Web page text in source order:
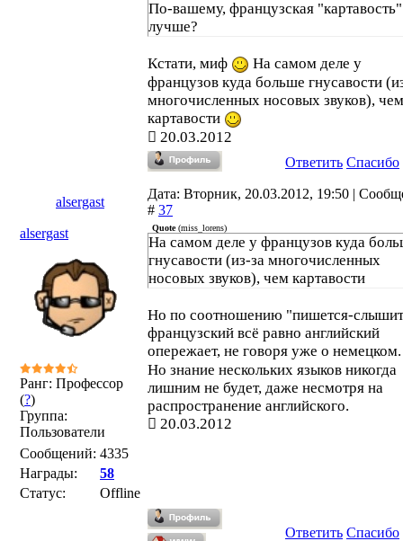
По-вашему, французская "картавость"
лучше?
Кстати, миф
На самом деле у
французов куда больше гнусавости
многочисленных носовых звуков), чем
картавости
20.03.2012
Ответить Спасибо
alsergast
Дата: Вторник, 20.03.2012, 19:50 |
# 37
alsergast
Ранг: Профессор
(?)
Группа:
Пользователи
Сообщений: 4335
Награды:
58
Статус:
Offline
Quote(miss_lorens)
На самом деле у французов куда
гнусавости (из-за многочисленных
носовых звуков), чем картавости
Но по соотношению "пишется-
французский всё равно английский
опережает, не говоря уже о
Но знание нескольких языков никогда
лишним не будет, даже несмотря на
распространение английского.
20.03.2012
Ответить Спасибо